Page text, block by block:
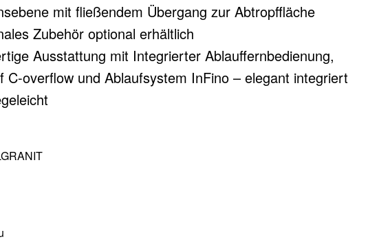
mit fließendem Übergang zur Abtropffläche
Zubehör optional erhältlich
Ausstattung mit Integrierter Ablauffernbedienung,
C-overflow und Ablaufsystem InFino – elegant integriert